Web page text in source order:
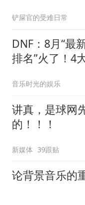
铲屎官的受难日常
DNF：8月“最
排名”火了！4
音乐时光的娱乐
讲真，是球网
的！！！
新媒体 39跟贴
论背景音乐的